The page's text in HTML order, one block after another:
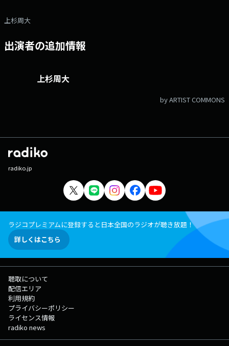
上杉周大
出演者の追加情報
上杉周大
by ARTIST COMMONS
radiko.jp
ラジコプレミアムに登録すると日本全国のラジオが聴き放題！
詳しくはこちら
聴取について
配信エリア
利用規約
プライバシーポリシー
ライセンス情報
radiko news